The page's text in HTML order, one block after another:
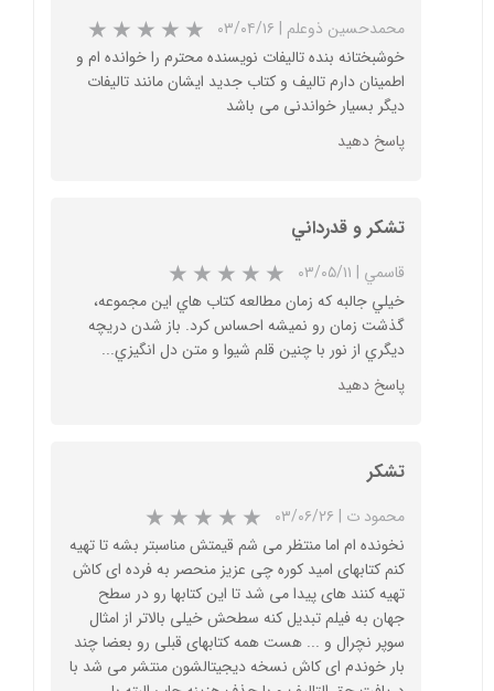
★
محمدحسین ذوعلم | ۰۳/۰۴/۱۶
خوشبختانه بنده تالیفات نویسنده محترم را خوانده ام و
اطمینان دارم تالیف و کتاب جدید ایشان مانند تالیفات
دیگر بسیار خواندنی می باشد
پاسخ دهید
تشكر و قدرداني
قاسمي | ۰۳/۰۵/۱۱
خيلي جالبه كه زمان مطالعه كتاب هاي اين مجموعه،
گذشت زمان رو نميشه احساس كرد. باز شدن دريچه
ديگري از نور با چنين قلم شيوا و متن دل انگيزي...
پاسخ دهید
تشکر
محمود ت | ۰۳/۰۶/۲۶
نخونده ام اما منتظر می شم قیمتش مناسبتر بشه تا تهیه
کنم کتابهای امید کوره چی عزیز منحصر به فرده ای کاش
تهیه کنند های پیدا می شد تا این کتابها رو در سطح
جهان به فیلم تبدیل کنه سطحش خیلی بالاتر از امثال
سوپر نچرال و ... هست همه کتابهای قبلی رو بعضا چند
بار خوندم ای کاش نسخه دیجیتالشون منتشر می شد با